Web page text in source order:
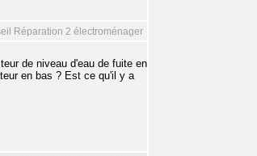
Réparation 2 électroménager
de niveau d'eau de fuite en
en bas ? Est ce qu'il y a